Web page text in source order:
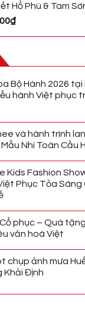
Hổ Phù & Tam
₫
Bộ Hành 2026 tại
hành Việt phục
và hành trình
Nhí Toàn Cầu
Kids Fashion
Phục Tỏa Sáng
phục – Quà
văn hoá Việt
chụp ảnh mưa
Khải Định